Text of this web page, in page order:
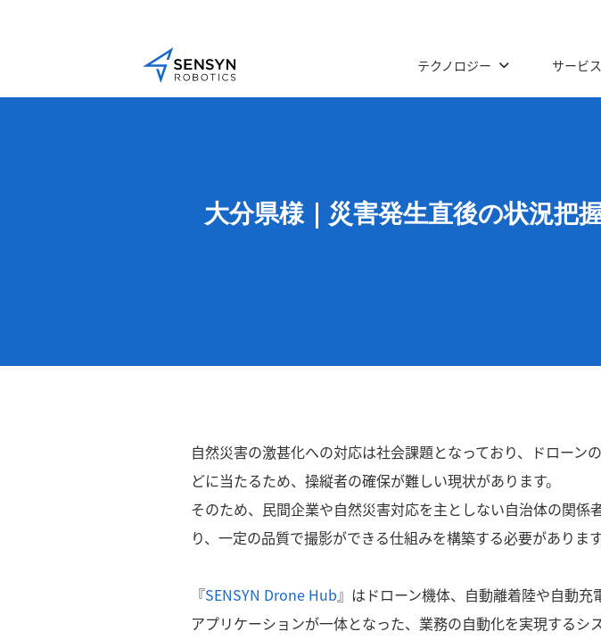
テクノロジー サービス
大分県様｜災害発生直後の状況把
自然災害の激甚化への対応は社会課題となっており、ドロー
どに当たるため、操縦者の確保が難しい現状があります。
そのため、⺠間企業や⾃然災害対応を主としない⾃治体の関
り、⼀定の品質で撮影ができる仕組みを構築する必要があります
『SENSYN Drone Hub』はドローン機体、自動離着陸や自動
アプリケーションが一体となった、業務の自動化を実現するシス